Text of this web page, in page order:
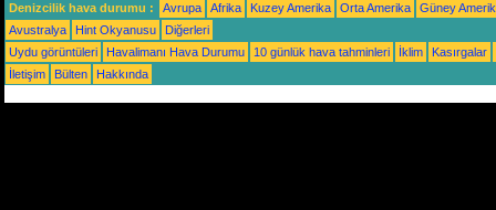
Denizcilik hava durumu : Avrupa Afrika Kuzey Amerika Orta Amerika
Güney
Avustralya
Hint Okyanusu
Diğerleri
Uydu görüntüleri
Havalimanı Hava Durumu 10 günlük hava tahminleri İklim
Kasırgalar
İletişim
Bülten Hakkında